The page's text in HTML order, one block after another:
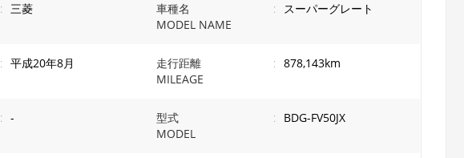
: 三菱
車種名
MODEL NAME
: スーパーグレート
: 平成20年8月
走行距離
MILEAGE
: 878,143km
: -
型式
MODEL
: BDG-FV50JX